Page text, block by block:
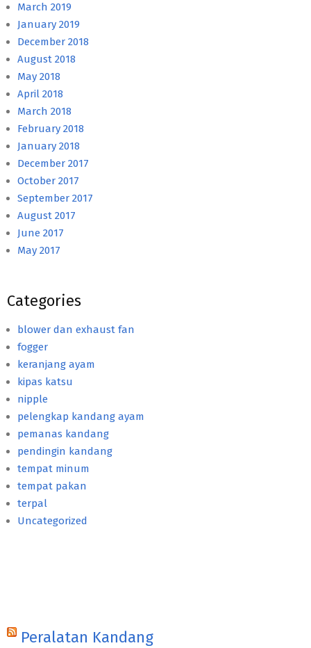
March 2019
January 2019
December 2018
August 2018
May 2018
April 2018
March 2018
February 2018
January 2018
December 2017
October 2017
September 2017
August 2017
June 2017
May 2017
Categories
blower dan exhaust fan
fogger
keranjang ayam
kipas katsu
nipple
pelengkap kandang ayam
pemanas kandang
pendingin kandang
tempat minum
tempat pakan
terpal
Uncategorized
Peralatan Kandang